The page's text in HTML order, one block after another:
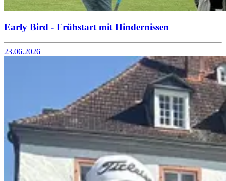
Early Bird - Frühstart mit Hindernissen
23.06.2026